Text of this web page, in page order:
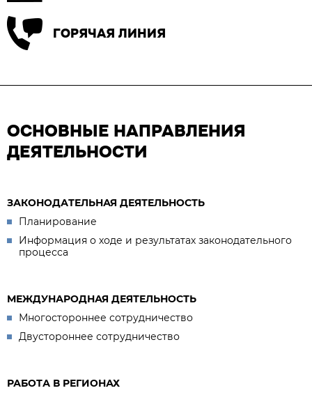
ГОРЯЧАЯ ЛИНИЯ
ОСНОВНЫЕ НАПРАВЛЕНИЯ
ДЕЯТЕЛЬНОСТИ
ЗАКОНОДАТЕЛЬНАЯ ДЕЯТЕЛЬНОСТЬ
Планирование
Информация о ходе и результатах законодательного
процесса
МЕЖДУНАРОДНАЯ ДЕЯТЕЛЬНОСТЬ
Многостороннее сотрудничество
Двустороннее сотрудничество
РАБОТА В РЕГИОНАХ